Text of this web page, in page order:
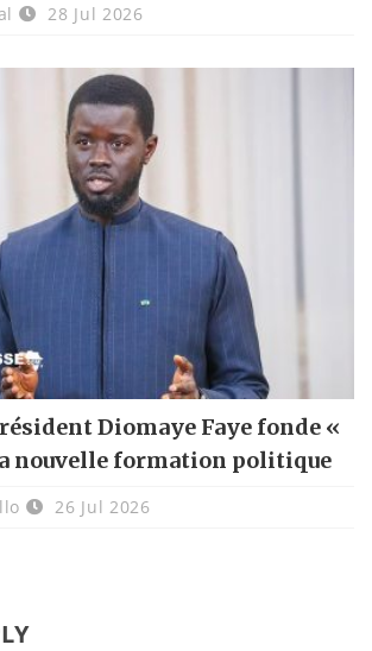
28 Jul 2026
Diomaye Faye fonde «
nouvelle formation politique
26 Jul 2026